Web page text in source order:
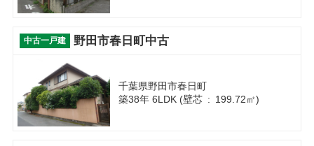
中古一戸建 野田市春日町中古
千葉県野田市春日町
築38年 6LDK (壁芯 : 199.72㎡)